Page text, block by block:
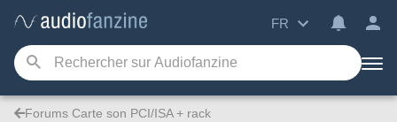
FR
Forums Carte son PCI/ISA + rack